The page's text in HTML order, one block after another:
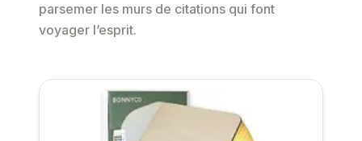
parsemer les murs de citations qui font
voyager l’esprit.